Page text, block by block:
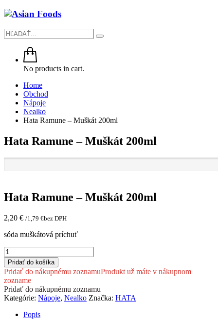
No products in cart.
Home
Obchod
Nápoje
Nealko
Hata Ramune – Muškát 200ml
Hata Ramune – Muškát 200ml
Hata Ramune – Muškát 200ml
2,20 € /1,79 €bez DPH
sóda muškátová príchuť
množstvo
Hata
Ramune
-
Muškát
200ml
Pridať do košíka
Pridať do nákupnému zoznamuProdukt už máte v nákupnom
zozname
Pridať do nákupnému zoznamu
Kategórie: Nápoje, Nealko Značka: HATA
Popis